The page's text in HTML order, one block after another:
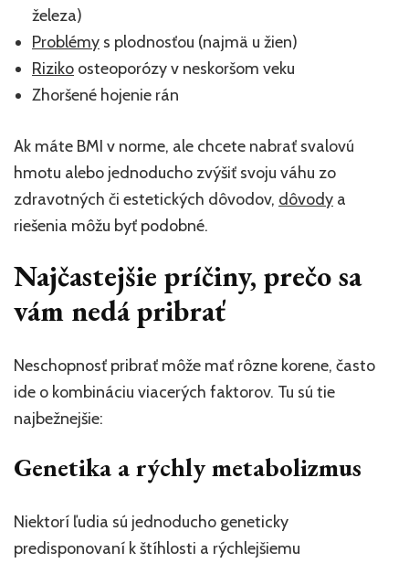
železa)
Problémy s plodnosťou (najmä u žien)
Riziko osteoporózy v neskoršom veku
Zhoršené hojenie rán
Ak máte BMI v norme, ale chcete nabrať svalovú
hmotu alebo jednoducho zvýšiť svoju váhu zo
zdravotných či estetických dôvodov, dôvody a
riešenia môžu byť podobné.
Najčastejšie príčiny, prečo sa
vám nedá pribrať
Neschopnosť pribrať môže mať rôzne korene, často
ide o kombináciu viacerých faktorov. Tu sú tie
najbežnejšie:
Genetika a rýchly metabolizmus
Niektorí ľudia sú jednoducho geneticky
predisponovaní k štíhlosti a rýchlejšiemu